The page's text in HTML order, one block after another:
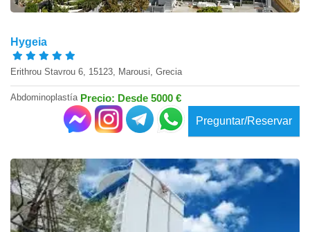
Hygeia
Erithrou Stavrou 6, 15123, Marousi, Grecia
Abdominoplastía Precio: Desde 5000 €
Preguntar/Reservar